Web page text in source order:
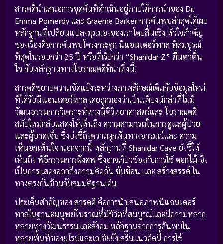
สารคดีนำเสนอการขุดค้นที่ดำเนินอยู่ภายใต้การนำของ Dr.
Emma Pomeroyและ Graeme Barkerการค้นพบล่าสุดได้เผย
หลักฐานที่เปลี่ยนแปลงมุมมองของเราโดยสิ้นเชิง หัวใจสำคัญ
ของเรื่องคือการค้นพบโครงกระดูก นีแอนเดอร์ทาล ที่สมบูรณ์
ที่สุดในรอบกว่า 25 ปี หรือที่เรียกว่า “Shanidar Z” ตื่นตาตื่น
ใจ กับหลักฐานทางโบราณคดีที่น่าทึ่งนี้!
สารคดีขยายความขัดแย้งระหว่างภาพลักษณ์เดิมกับข้อมูลใหม่
ที่ได้รับนีแอนเดอร์ทาล เคยถูกมองว่าเป็นเพียงนักล่าที่ไม่มี
วัฒนธรรมการวิเคราะห์ทางนิติวิทยาศาสตร์และโบราณคดี
สมัยใหม่กลับแสดงให้เห็นถึง ความสามารถในการดูแลผู้ป่วย
และผู้บาดเจ็บ ซึ่งบ่งชี้ถึงความผูกพันทางอารมณ์และ ความ
เห็นอกเห็นใจ นอกจากนี้ หลักฐานที่ Shanidar Cave ยังชี้ให้
เห็นถึง พิธีกรรมการฝังศพ ซึ่งอาจเกี่ยวข้องกับการใช้ดอกไม้ซึ่ง
เป็นการแสดงออกถึงความคิดอัน ซับซ้อน และ สร้างสรรค์ใน
ทางตรงกันข้ามกับสมมติฐานเดิม
ประเด็นสำคัญของ สารคดีคือการนำเสนอภาพนีแอนเดอร์
ทาลในฐานะมนุษย์โบราณที่มีชีวิตที่สมบูรณ์และมีความหลาก
หลายทางวัฒนธรรมและสังคม หลักฐานจากการค้นพบใน
หลายพื้นที่ของยุโรปและเอเชียยังเสริมแนวคิดนี้ การใช้